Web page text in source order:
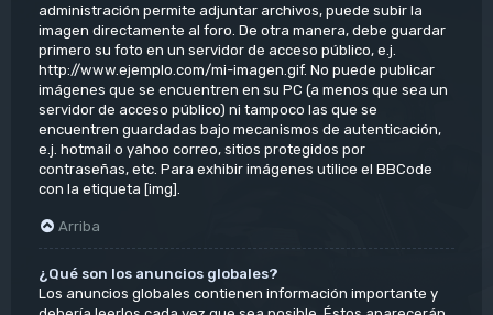
administración permite adjuntar archivos, puede subir la
imagen directamente al foro. De otra manera, debe guardar
primero su foto en un servidor de acceso público, e.j.
http://www.ejemplo.com/mi-imagen.gif. No puede publicar
imágenes que se encuentren en su PC (a menos que sea un
servidor de acceso público) ni tampoco las que se
encuentren guardadas bajo mecanismos de autenticación,
e.j. hotmail o yahoo correo, sitios protegidos por
contraseñas, etc. Para exhibir imágenes utilice el BBCode
con la etiqueta [img].
Arriba
¿Qué son los anuncios globales?
Los anuncios globales contienen información importante y